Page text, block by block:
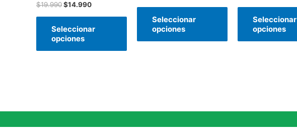
$19.990$14.990
Seleccionar
opciones
Seleccionar
opciones
Seleccionar
opciones